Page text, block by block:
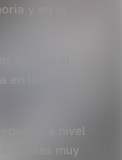
y en el
año en el
los
a nivel
cosas muy